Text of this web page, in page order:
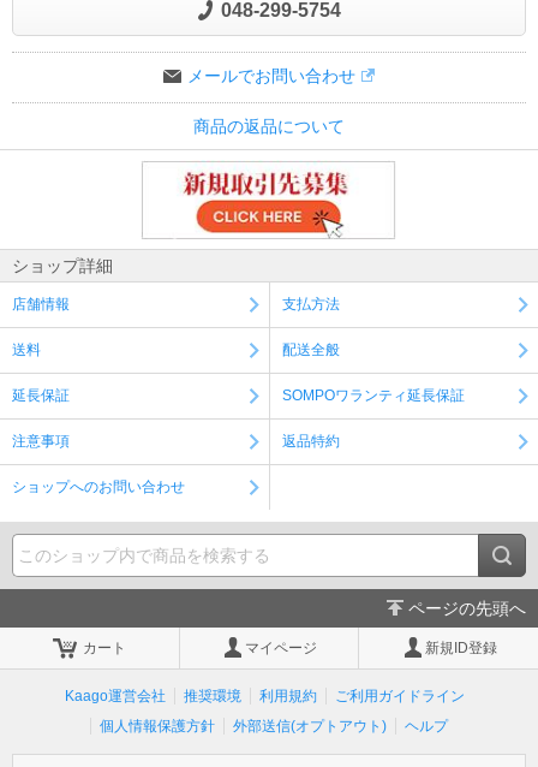
048-299-5754
メールでお問い合わせ
商品の返品について
ショップ詳細
店舗情報 支払方法
送料 配送全般
延長保証 SOMPOワランティ延長保証
注意事項 返品特約
ショップへのお問い合わせ
ページの先頭へ
カート マイページ 新規ID登録
Kaago運営会社 推奨環境 利用規約
ご利用ガイドライン
個人情報保護方針
外部送信(オプトアウト) ヘルプ